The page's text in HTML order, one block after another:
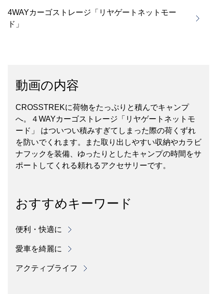
4WAYカーゴストレージ「リヤゲートネットモー
ド」
動画の内容
CROSSTREKに荷物をたっぷりと積んでキャンプ
へ。４WAYカーゴストレージ「リヤゲートネットモ
ード」 はついつい積みすぎてしまった際の荷くずれ
を防いでくれます。また取り出しやすい収納やカラビ
ナフックを装備、ゆったりとしたキャンプの時間をサ
ポートしてくれる頼れるアクセサリーです。
おすすめキーワード
便利・快適に
愛車を綺麗に
アクティブライフ